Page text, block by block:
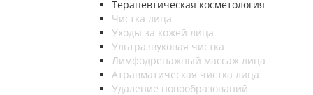
Терапевтическая косметология
Чистка лица
Уходы за кожей лица
Ультразвуковая чистка
Лимфодренажный массаж лица
Атравматическая чистка лица
Удаление новообразований